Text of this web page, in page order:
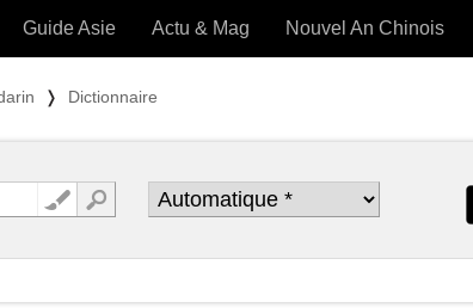
OUTILS) »
Guide Asie Actu & Mag Nouvel An Chinois
❭ Dictionnaire